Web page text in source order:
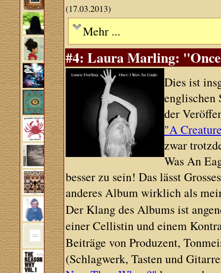
(17.03.2013)
Mehr ...
#4: Laura Marling:
Dies ist
englischen
der
"A
zwar
Was An
besser zu sein! Das lässt
anderes Album wirklich als
Der Klang des Albums ist
einer Cellistin und einem
Beiträge von Produzent,
(Schlagwerk, Tasten und